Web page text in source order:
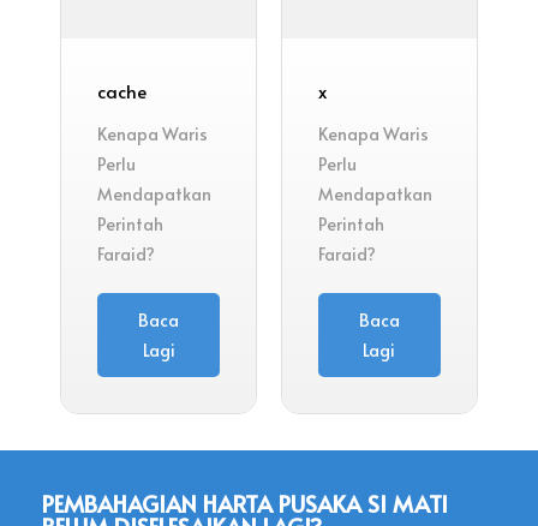
cache
Kenapa Waris
Perlu
Mendapatkan
Perintah
Faraid?
Baca
Lagi
x
Kenapa Waris
Perlu
Mendapatkan
Perintah
Faraid?
Baca
Lagi
PEMBAHAGIAN HARTA PUSAKA SI MATI